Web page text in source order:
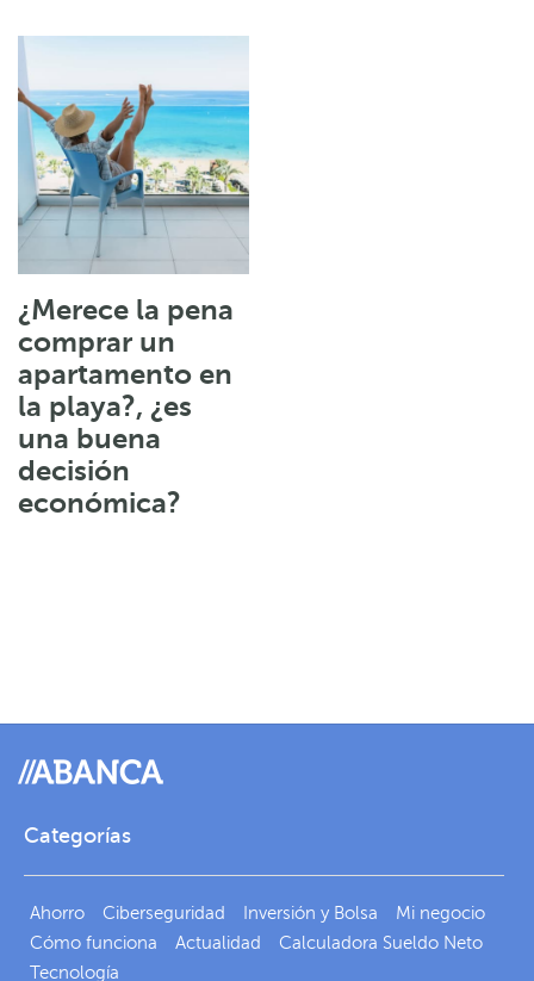
¿Merece la pena
comprar un
apartamento en
la playa?, ¿es
una buena
decisión
económica?
Categorías
Ahorro Ciberseguridad Inversión y Bolsa
Mi negocio
Cómo funciona
Actualidad
Calculadora Sueldo Neto
Tecnología